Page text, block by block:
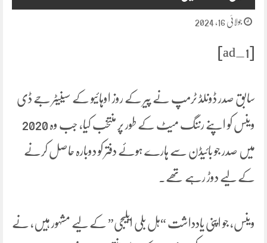
جولائی 16, 2024
سابق صدر ڈونلڈ ٹرمپ نے پیر کے روز اوہائیو کے سینیٹر جے ڈی
وینس کو اپنے رننگ میٹ کے طور پر منتخب کیا، جب وہ 2020
میں صدر جو بائیڈن سے ہارے ہوئے دفتر کو دوبارہ حاصل کرنے
کے لیے دوڑ رہے تھے۔
وینس، جو اپنی یادداشت “ہل بلی ایلیجی” کے لیے مشہور ہیں، نے